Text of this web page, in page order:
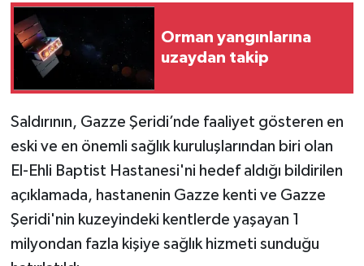
Orman yangınlarına
uzaydan takip
Saldırının, Gazze Şeridi’nde faaliyet gösteren en
eski ve en önemli sağlık kuruluşlarından biri olan
El-Ehli Baptist Hastanesi'ni hedef aldığı bildirilen
açıklamada, hastanenin Gazze kenti ve Gazze
Şeridi'nin kuzeyindeki kentlerde yaşayan 1
milyondan fazla kişiye sağlık hizmeti sunduğu